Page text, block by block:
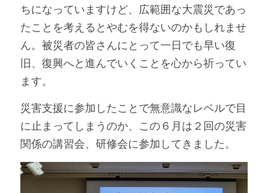
ちになっていますけど、広範囲な大震災であっ
たことを考えるとやむを得ないのかもしれませ
ん。被災者の皆さんにとって一日でも早い復
旧、復興へと進んでいくことを心から祈ってい
ます。
災害支援に参加したことで無意識なレベルで目
に止まってしまうのか、この６月は２回の災害
関係の講習会、研修会に参加してきました。